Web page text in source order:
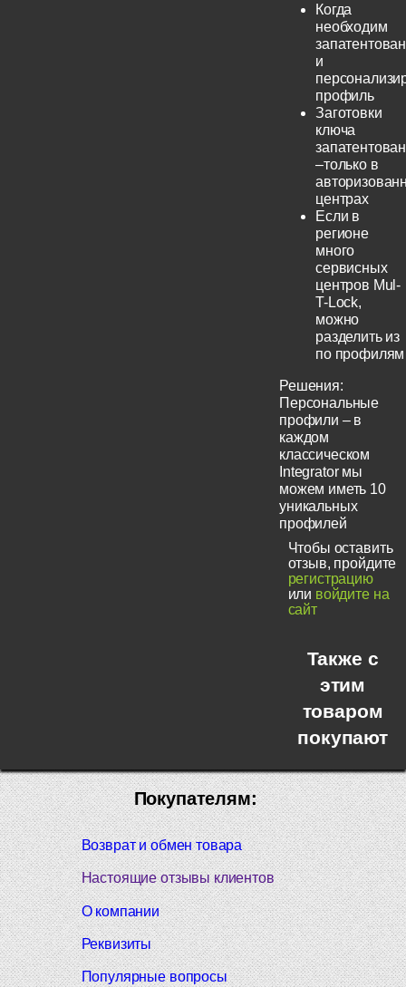
Когда
необходим
и
профиль
Заготовки
ключа
–только в
центрах
Если в
регионе
много
сервисных
центров Mul-
T-Lock,
можно
разделить из
по профилям
Решения:
Персональные
профили – в
каждом
классическом
Integrator мы
можем иметь 10
уникальных
профилей
Чтобы оставить
отзыв, пройдите
регистрацию
или войдите на
сайт
Также с
этим
товаром
покупают
Покупателям:
Возврат и обмен товара
Настоящие отзывы клиентов
О компании
Реквизиты
Популярные вопросы